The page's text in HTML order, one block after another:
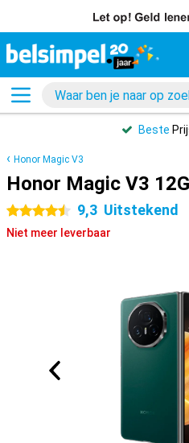
Beste
Honor Magic V3
Honor Magic V3
4.5 sterren 9,3 Uitstekend
Niet meer leverbaar